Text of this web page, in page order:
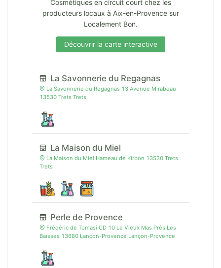
Cosmétiques en circuit court chez les
producteurs locaux à Aix-en-Provence sur
Localement Bon.
Découvrir la carte interactive
La Savonnerie du Regagnas
La Savonnerie du Regagnas 13 Avenue Mirabeau
13530 Trets Trets
La Maison du Miel
La Maison du Miel Hameau de Kirbon 13530 Trets
Trets
Perle de Provence
Frédéric de Tomasi CD 10 Le Vieux Mas Prés Les
Baïsses 13680 Lançon-Provence Lançon-Provence